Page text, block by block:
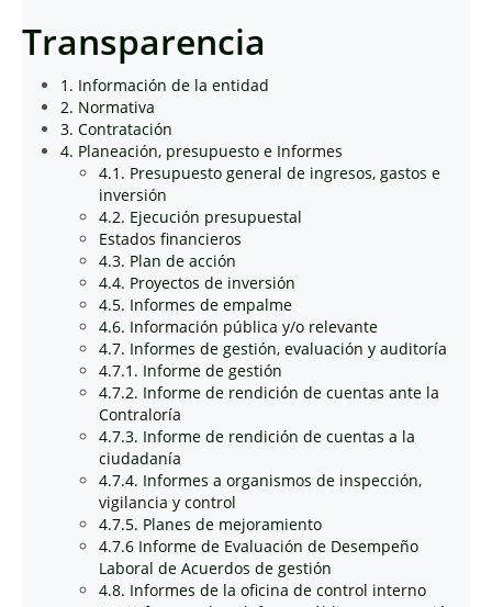
Transparencia
1. Información de la entidad
2. Normativa
3. Contratación
4. Planeación, presupuesto e Informes
4.1. Presupuesto general de ingresos, gastos e
inversión
4.2. Ejecución presupuestal
Estados financieros
4.3. Plan de acción
4.4. Proyectos de inversión
4.5. Informes de empalme
4.6. Información pública y/o relevante
4.7. Informes de gestión, evaluación y auditoría
4.7.1. Informe de gestión
4.7.2. Informe de rendición de cuentas ante la
Contraloría
4.7.3. Informe de rendición de cuentas a la
ciudadanía
4.7.4. Informes a organismos de inspección,
vigilancia y control
4.7.5. Planes de mejoramiento
4.7.6 Informe de Evaluación de Desempeño
Laboral de Acuerdos de gestión
4.8. Informes de la oficina de control interno